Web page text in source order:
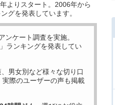
よりスタート。2006年から
グを発表しています。
ンケート調査を実施。
」ランキングを発表してい
男女別など様々な切り口
際のユーザーの声も掲載